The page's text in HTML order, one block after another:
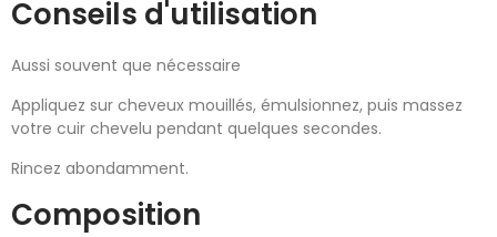
Conseils d'utilisation
Aussi souvent que nécessaire
Appliquez sur cheveux mouillés, émulsionnez, puis massez
votre cuir chevelu pendant quelques secondes.
Rincez abondamment.
Composition